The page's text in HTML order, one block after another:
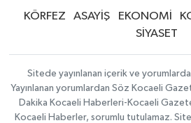
KÖRFEZ ASAYİŞ EKONOMİ
SİYASET
Sitede yayınlanan içerik ve
Yayınlanan yorumlardan Söz Kocaeli
Dakika Kocaeli Haberleri-Kocaeli
Kocaeli Haberler, sorumlu tutulamaz.